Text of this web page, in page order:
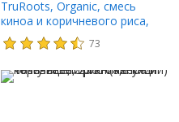
TruRoots, Organic, смесь
киноа и коричневого риса,
обжаренный чеснок, 241 г (8,5
унции)
73